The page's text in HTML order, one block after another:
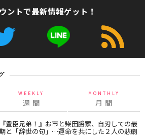
ントで最新情報ゲット！
WEEKLY
週 間
MONTHLY
月 間
『豊臣兄弟！』お市と柴田勝家、自刃しての最
と「辞世の句」…運命を共にした２人の悲劇